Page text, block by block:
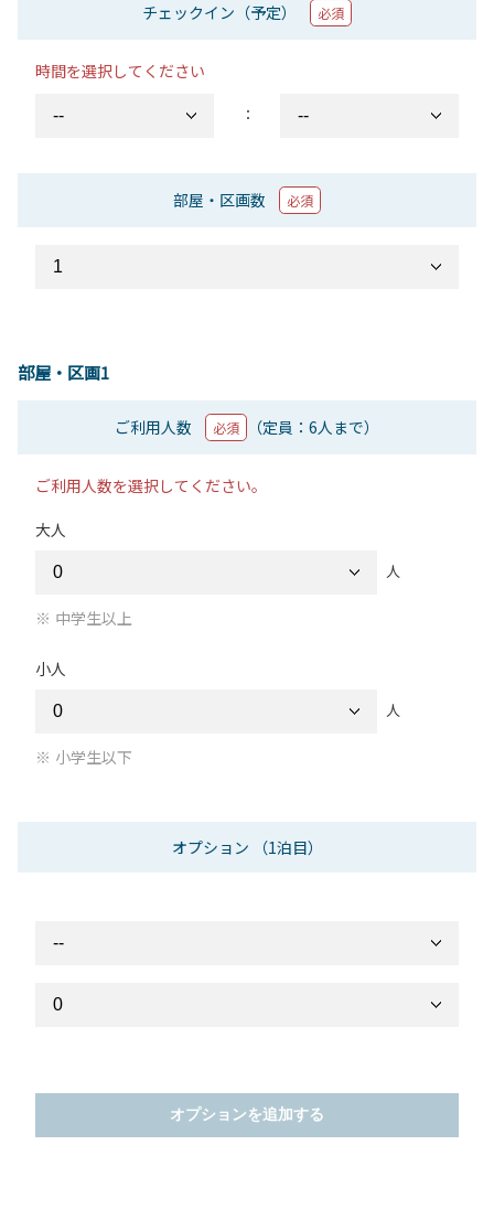
チェックイン（予定） 必須
時間を選択してください
：
部屋・区画数 必須
部屋・区画1
ご利用人数 必須 （定員：6人まで）
ご利用人数を選択してください。
大人
人
中学生以上
小人
人
小学生以下
オプション （1泊目）
オプションを追加する